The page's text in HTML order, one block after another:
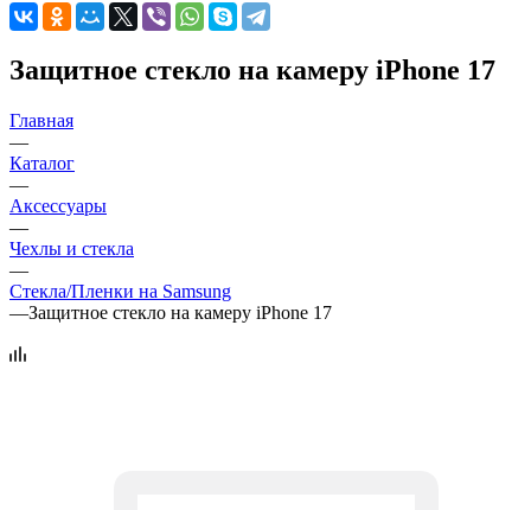
Защитное стекло на камеру iPhone 17
Главная
—
Каталог
—
Аксессуары
—
Чехлы и стекла
—
Стекла/Пленки на Samsung
—Защитное стекло на камеру iPhone 17